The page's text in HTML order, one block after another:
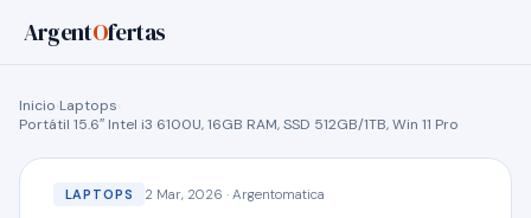
ArgentOfertas
Inicio Laptops
Portátil 15.6″ Intel i3 6100U, 16GB RAM, SSD 512GB/1TB, Win 11 Pro
LAPTOPS 2 Mar, 2026 · Argentomatica